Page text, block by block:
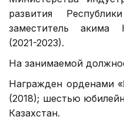
развития
заместитель акима
(2021-2023).
На занимаемой
Награжден орденами
(2018); шестью
Казахстан.